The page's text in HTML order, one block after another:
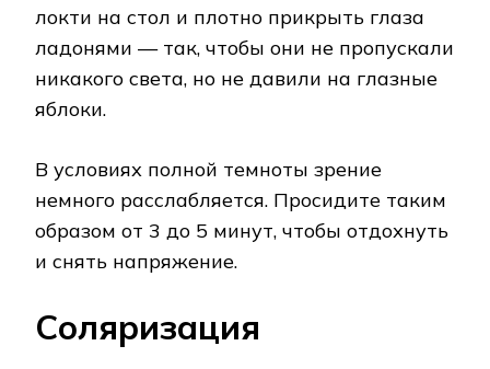
локти на стол и плотно прикрыть глаза
ладонями — так, чтобы они не пропускали
никакого света, но не давили на глазные
яблоки.
В условиях полной темноты зрение
немного расслабляется. Просидите таким
образом от 3 до 5 минут, чтобы отдохнуть
и снять напряжение.
Соляризация